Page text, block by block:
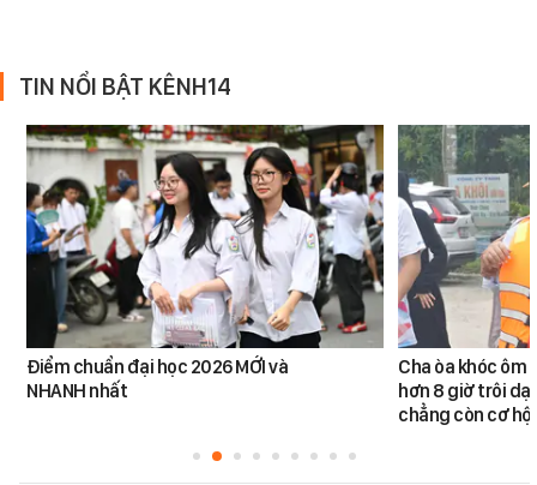
TIN NỔI BẬT KÊNH14
Điểm chuẩn đại học 2026 MỚI và
NHANH nhất
Cha òa khóc ôm
hơn 8 giờ trôi
chẳng còn cơ